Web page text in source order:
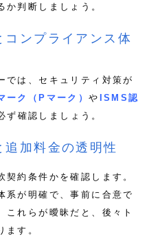
か判断しましょう。
ンプライアンス体
では、セキュリティ対策が
ーク（Pマーク）や ISMS認
ず確認しましょう。
加料金の透明性
約条件かを確認します。
系が明確で、事前に合意で
これらが曖昧だと、後々ト
ます。